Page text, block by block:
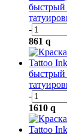
быстрый
-
861 q
быстрый
-
1610 q